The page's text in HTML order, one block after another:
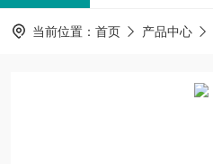
当前位置： 首页 产品中心